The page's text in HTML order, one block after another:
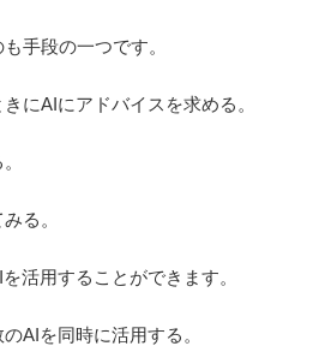
手段の一つです。
にAIにアドバイスを求める。
る。
活用することができます。
AIを同時に活用する。